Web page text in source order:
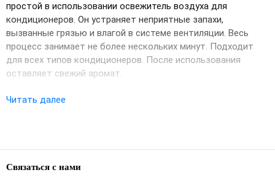
простой в использовании освежитель воздуха для
кондиционеров. Он устраняет неприятные запахи,
вызванные грязью и влагой в системе вентиляции. Весь
процесс занимает не более нескольких минут. Подходит
для всех типов кондиционеров. После использования
оставляет свежий аромат.
Закройте все двери и окна.
Читать далее
Связаться с нами